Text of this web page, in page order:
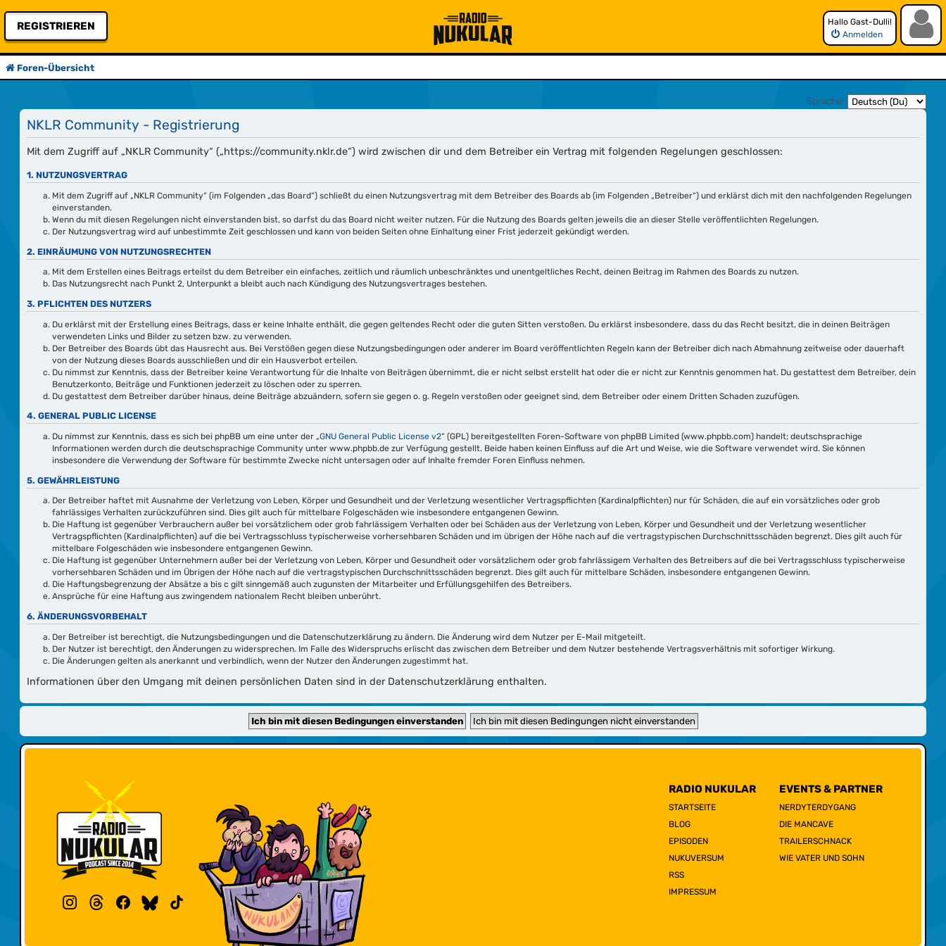
Hallo Gast-Dulli!
Anmelden
REGISTRIEREN
Foren-Übersicht
Sprache:
NKLR Community - Registrierung
Mit dem Zugriff auf „NKLR Community“ („https://community.nklr.de“) wird zwischen dir und dem Betreiber ein Vertrag mit folgenden Regelungen geschlossen:
1. NUTZUNGSVERTRAG
Mit dem Zugriff auf „NKLR Community“ (im Folgenden „das Board“) schließt du einen Nutzungsvertrag mit dem Betreiber des Boards ab (im Folgenden „Betreiber“) und erklärst dich mit den nachfolgenden Regelungen
einverstanden.
Wenn du mit diesen Regelungen nicht einverstanden bist, so darfst du das Board nicht weiter nutzen. Für die Nutzung des Boards gelten jeweils die an dieser Stelle veröffentlichten Regelungen.
Der Nutzungsvertrag wird auf unbestimmte Zeit geschlossen und kann von beiden Seiten ohne Einhaltung einer Frist jederzeit gekündigt werden.
2. EINRÄUMUNG VON NUTZUNGSRECHTEN
Mit dem Erstellen eines Beitrags erteilst du dem Betreiber ein einfaches, zeitlich und räumlich unbeschränktes und unentgeltliches Recht, deinen Beitrag im Rahmen des Boards zu nutzen.
Das Nutzungsrecht nach Punkt 2, Unterpunkt a bleibt auch nach Kündigung des Nutzungsvertrages bestehen.
3. PFLICHTEN DES NUTZERS
Du erklärst mit der Erstellung eines Beitrags, dass er keine Inhalte enthält, die gegen geltendes Recht oder die guten Sitten verstoßen. Du erklärst insbesondere, dass du das Recht besitzt, die in deinen Beiträgen
verwendeten Links und Bilder zu setzen bzw. zu verwenden.
Der Betreiber des Boards übt das Hausrecht aus. Bei Verstößen gegen diese Nutzungsbedingungen oder anderer im Board veröffentlichten Regeln kann der Betreiber dich nach Abmahnung zeitweise oder dauerhaft
von der Nutzung dieses Boards ausschließen und dir ein Hausverbot erteilen.
Du nimmst zur Kenntnis, dass der Betreiber keine Verantwortung für die Inhalte von Beiträgen übernimmt, die er nicht selbst erstellt hat oder die er nicht zur Kenntnis genommen hat. Du gestattest dem Betreiber, dein
Benutzerkonto, Beiträge und Funktionen jederzeit zu löschen oder zu sperren.
Du gestattest dem Betreiber darüber hinaus, deine Beiträge abzuändern, sofern sie gegen o. g. Regeln verstoßen oder geeignet sind, dem Betreiber oder einem Dritten Schaden zuzufügen.
4. GENERAL PUBLIC LICENSE
Du nimmst zur Kenntnis, dass es sich bei phpBB um eine unter der „GNU General Public License v2“ (GPL) bereitgestellten Foren-Software von phpBB Limited (www.phpbb.com) handelt; deutschsprachige
Informationen werden durch die deutschsprachige Community unter www.phpbb.de zur Verfügung gestellt. Beide haben keinen Einfluss auf die Art und Weise, wie die Software verwendet wird. Sie können
insbesondere die Verwendung der Software für bestimmte Zwecke nicht untersagen oder auf Inhalte fremder Foren Einfluss nehmen.
5. GEWÄHRLEISTUNG
Der Betreiber haftet mit Ausnahme der Verletzung von Leben, Körper und Gesundheit und der Verletzung wesentlicher Vertragspflichten (Kardinalpflichten) nur für Schäden, die auf ein vorsätzliches oder grob
fahrlässiges Verhalten zurückzuführen sind. Dies gilt auch für mittelbare Folgeschäden wie insbesondere entgangenen Gewinn.
Die Haftung ist gegenüber Verbrauchern außer bei vorsätzlichem oder grob fahrlässigem Verhalten oder bei Schäden aus der Verletzung von Leben, Körper und Gesundheit und der Verletzung wesentlicher
Vertragspflichten (Kardinalpflichten) auf die bei Vertragsschluss typischerweise vorhersehbaren Schäden und im übrigen der Höhe nach auf die vertragstypischen Durchschnittsschäden begrenzt. Dies gilt auch für
mittelbare Folgeschäden wie insbesondere entgangenen Gewinn.
Die Haftung ist gegenüber Unternehmern außer bei der Verletzung von Leben, Körper und Gesundheit oder vorsätzlichem oder grob fahrlässigem Verhalten des Betreibers auf die bei Vertragsschluss typischerweise
vorhersehbaren Schäden und im Übrigen der Höhe nach auf die vertragstypischen Durchschnittsschäden begrenzt. Dies gilt auch für mittelbare Schäden, insbesondere entgangenen Gewinn.
Die Haftungsbegrenzung der Absätze a bis c gilt sinngemäß auch zugunsten der Mitarbeiter und Erfüllungsgehilfen des Betreibers.
Ansprüche für eine Haftung aus zwingendem nationalem Recht bleiben unberührt.
6. ÄNDERUNGSVORBEHALT
Der Betreiber ist berechtigt, die Nutzungsbedingungen und die Datenschutzerklärung zu ändern. Die Änderung wird dem Nutzer per E-Mail mitgeteilt.
Der Nutzer ist berechtigt, den Änderungen zu widersprechen. Im Falle des Widerspruchs erlischt das zwischen dem Betreiber und dem Nutzer bestehende Vertragsverhältnis mit sofortiger Wirkung.
Die Änderungen gelten als anerkannt und verbindlich, wenn der Nutzer den Änderungen zugestimmt hat.
Informationen über den Umgang mit deinen persönlichen Daten sind in der Datenschutzerklärung enthalten.
RADIO NUKULAR
STARTSEITE
BLOG
EPISODEN
NUKUVERSUM
RSS
IMPRESSUM
EVENTS & PARTNER
NERDYTERDYGANG
DIE MANCAVE
TRAILERSCHNACK
WIE VATER UND SOHN